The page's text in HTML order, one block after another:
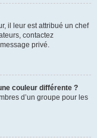
il leur est attribué un chef
contactez
privé.
couleur différente ?
d’un groupe pour les